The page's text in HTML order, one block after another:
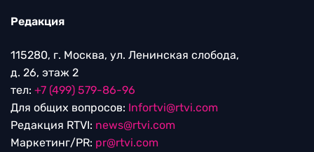
Редакция
115280, г. Москва, ул. Ленинская слобода,
д. 26, этаж 2
тел: +7 (499) 579-86-96
Для общих вопросов: Infortvi@rtvi.com
Редакция RTVI: news@rtvi.com
Маркетинг/PR: pr@rtvi.com